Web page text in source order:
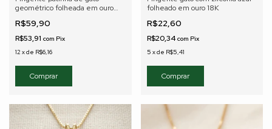
geométrico folheada em ouro
R$59,90
R$53,91 com Pix
12 xde R$6,16
folheado em ouro 18K
R$22,60
R$20,34 com Pix
5 xde R$5,41